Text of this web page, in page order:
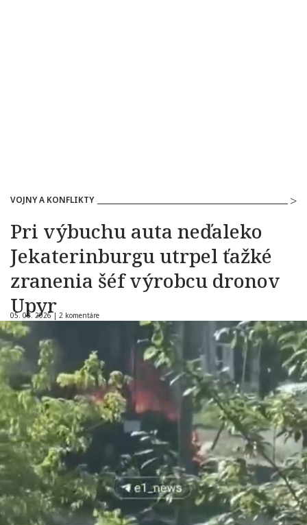
VOJNY A KONFLIKTY
Pri výbuchu auta neďaleko
Jekaterinburgu utrpel ťažké
zranenia šéf výrobcu dronov
Upyr
05. 08. 2026 | 2 komentáre